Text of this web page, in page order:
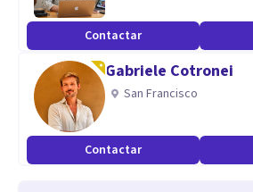
Contactar
Gabriele Cotronei
San Francisco
Contactar